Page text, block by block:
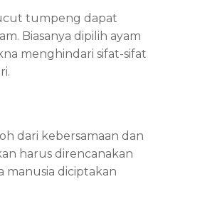
tumpeng dapat
Biasanya dipilih ayam
menghindari sifat-sifat
dari kebersamaan dan
harus direncanakan
manusia diciptakan